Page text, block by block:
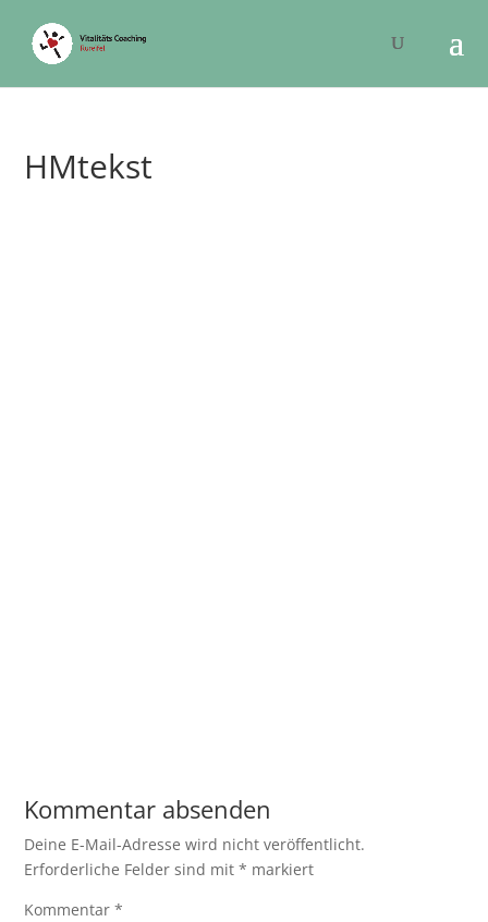
HMtekst
Kommentar absenden
Deine E-Mail-Adresse wird nicht veröffentlicht.
Erforderliche Felder sind mit* markiert
Kommentar*